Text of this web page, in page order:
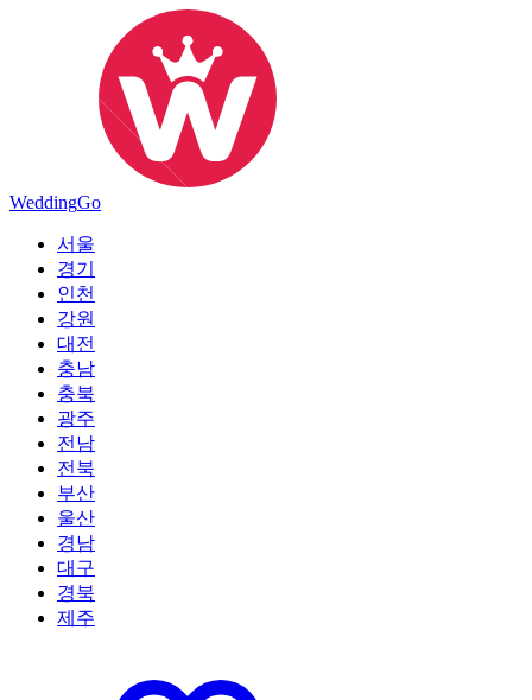
WeddingGo
서울
경기
인천
강원
대전
충남
충북
광주
전남
전북
부산
울산
경남
대구
경북
제주